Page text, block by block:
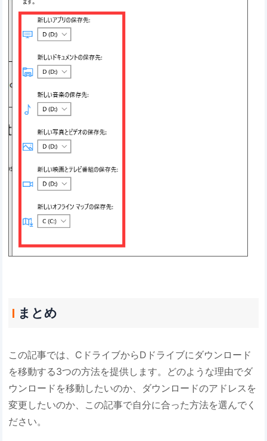
まとめ
この記事では、CドライブからDドライブにダウンロード
を移動する3つの方法を提供します。どのような理由でダ
ウンロードを移動したいのか、ダウンロードのアドレスを
変更したいのか、この記事で自分に合った方法を選んでく
ださい。